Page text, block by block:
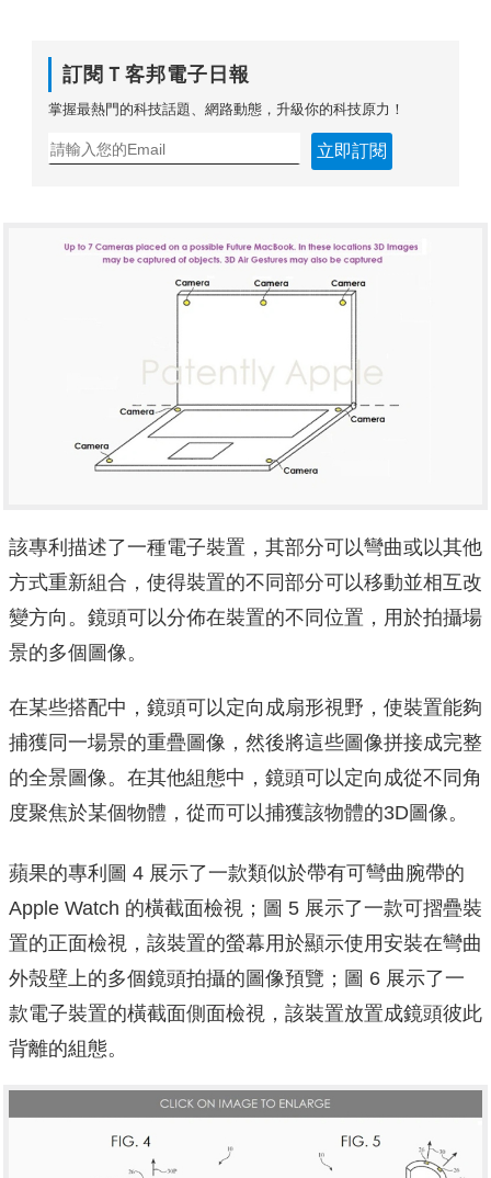
訂閱Ｔ客邦電子日報
掌握最熱門的科技話題、網路動態，升級你的科技原力！
立即訂閱
該專利描述了一種電子裝置，其部分可以彎曲或以其他
方式重新組合，使得裝置的不同部分可以移動並相互改
變方向。鏡頭可以分佈在裝置的不同位置，用於拍攝場
景的多個圖像。
在某些搭配中，鏡頭可以定向成扇形視野，使裝置能夠
捕獲同一場景的重疊圖像，然後將這些圖像拼接成完整
的全景圖像。在其他組態中，鏡頭可以定向成從不同角
度聚焦於某個物體，從而可以捕獲該物體的3D圖像。
蘋果的專利圖 4 展示了一款類似於帶有可彎曲腕帶的
Apple Watch 的橫截面檢視；圖 5 展示了一款可摺疊裝
置的正面檢視，該裝置的螢幕用於顯示使用安裝在彎曲
外殼壁上的多個鏡頭拍攝的圖像預覽；圖 6 展示了一
款電子裝置的橫截面側面檢視，該裝置放置成鏡頭彼此
背離的組態。